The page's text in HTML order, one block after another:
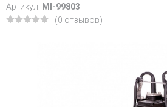
Артикул: MI-99803
(0 отзывов)